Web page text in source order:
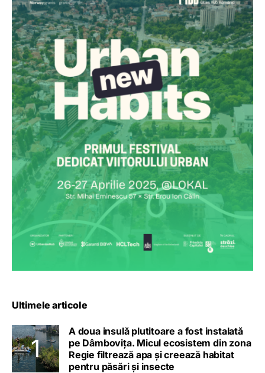
Ultimele articole
A doua insulă plutitoare a fost instalată
pe Dâmbovița. Micul ecosistem din zona
Regie filtrează apa și creează habitat
pentru păsări și insecte